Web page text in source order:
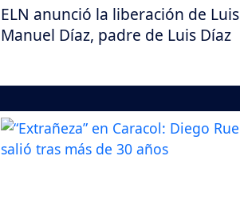
ELN anunció la liberación de Luis
Manuel Díaz, padre de Luis Díaz